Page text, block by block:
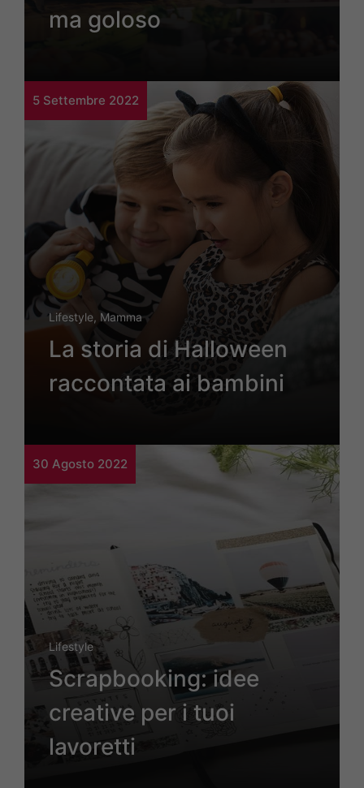
ma goloso
5 Settembre 2022
Lifestyle, Mamma
La storia di Halloween
raccontata ai bambini
30 Agosto 2022
Lifestyle
Scrapbooking: idee
creative per i tuoi
lavoretti